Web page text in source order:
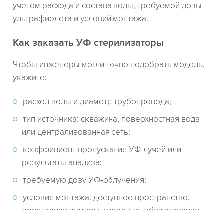
учетом расхода и состава воды, требуемой дозы
ультрафиолета и условий монтажа.
Как заказать УФ стерилизаторы
Чтобы инженеры могли точно подобрать модель,
укажите:
расход воды и диаметр трубопровода;
тип источника: скважина, поверхностная вода
или централизованная сеть;
коэффициент пропускания УФ-лучей или
результаты анализа;
требуемую дозу УФ‑облучения;
условия монтажа: доступное пространство,